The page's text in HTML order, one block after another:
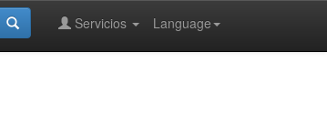
Language
Servicios